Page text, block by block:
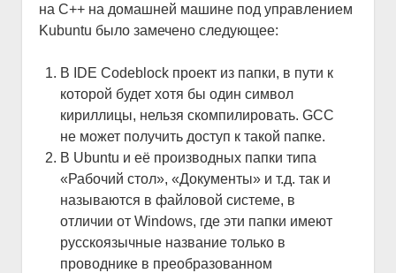
на C++ на домашней машине под управлением
Kubuntu было замечено следующее:
В IDE Codeblock проект из папки, в пути к
которой будет хотя бы один символ
кириллицы, нельзя скомпилировать. GCC
не может получить доступ к такой папке.
В Ubuntu и её производных папки типа
«Рабочий стол», «Документы» и т.д. так и
называются в файловой системе, в
отличии от Windows, где эти папки имеют
русскоязычные название только в
проводнике в преобразованном